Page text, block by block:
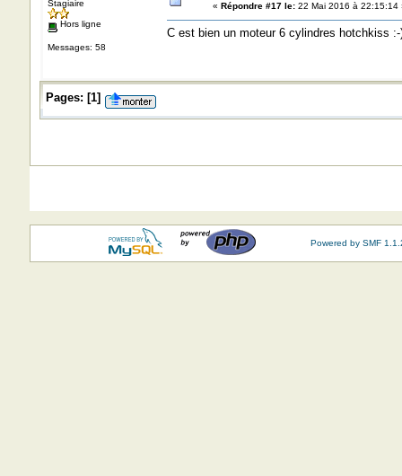
Stagiaire
Hors ligne
Messages: 58
« Répondre #17 le:22 Mai 2016 à 22:15:14
C est bien un moteur 6 cylindres hotchkiss :-
Pages: [1]
Powered by SMF